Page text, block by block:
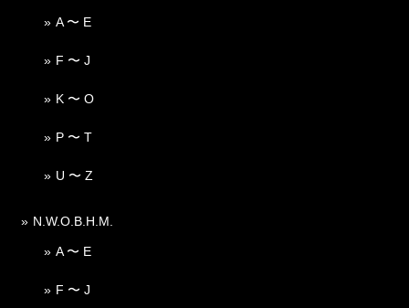
A 〜 E
F 〜 J
K 〜 O
P 〜 T
U 〜 Z
N.W.O.B.H.M.
A 〜 E
F 〜 J